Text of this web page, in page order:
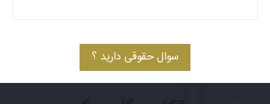
سوال حقوقی دارید ؟